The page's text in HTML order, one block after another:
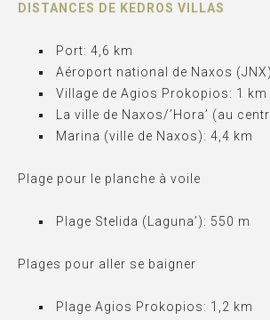
DISTANCES DE KEDROS VILLAS
Port: 4,6 km
Aéroport national de Naxos
Village de Agios Prokopios: 1 km
La ville de Naxos/’Hora’ (au
Marina (ville de Naxos): 4,4 km
Plage pour le planche à voile
Plage Stelida (Laguna’): 550 m
Plages pour aller se baigner
Plage Agios Prokopios: 1,2 km